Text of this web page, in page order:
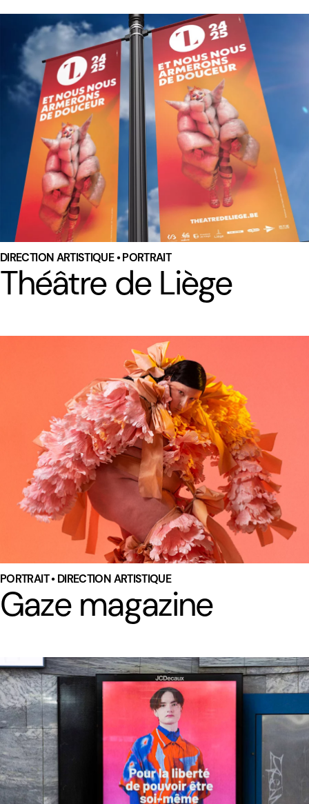
DIRECTION ARTISTIQUE • PORTRAIT
Théâtre de Liège
PORTRAIT • DIRECTION ARTISTIQUE
Gaze magazine